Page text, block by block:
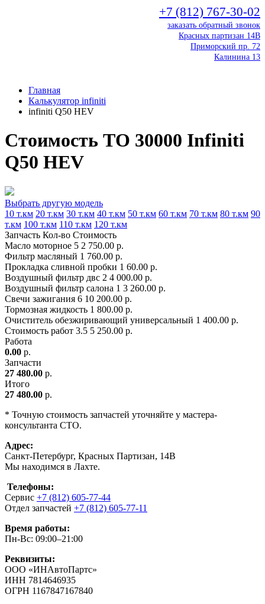
+7 (812) 767-30-02
заказать обратный звонок
Красных партизан 14В
Приморский пр. 72
Калинина 13
Главная
Калькулятор infiniti
infiniti Q50 HEV
Стоимость ТО 30000 Infiniti
Q50 HEV
Выбрать другую модель
10 т.км 20 т.км 30 т.км 40 т.км 50 т.км 60 т.км 70 т.км 80 т.км 90
т.км 100 т.км 110 т.км 120 т.км
Запчасть Кол-во Стоимость
Масло моторное 5 2 750.00 р.
Фильтр масляный 1 760.00 р.
Прокладка сливной пробки 1 60.00 р.
Воздушный фильтр двс 2 4 000.00 р.
Воздушный фильтр салона 1 3 260.00 р.
Свечи зажигания 6 10 200.00 р.
Тормозная жидкость 1 800.00 р.
Очиститель обезжиривающий универсальный 1 400.00 р.
Стоимость работ 3.5 5 250.00 р.
Работа
0.00 р.
Запчасти
27 480.00 р.
Итого
27 480.00 р.
* Точную стоимость запчастей уточняйте у мастера-
консультанта СТО.
Адрес:
Санкт-Петербург, Красных Партизан, 14В
Мы находимся в Лахте.
Телефоны:
Сервис +7 (812) 605-77-44
Отдел запчастей +7 (812) 605-77-11
Время работы:
Пн-Вс: 09:00–21:00
Реквизиты:
ООО «ИНАвтоПартс»
ИНН 7814646935
ОГРН 1167847167840